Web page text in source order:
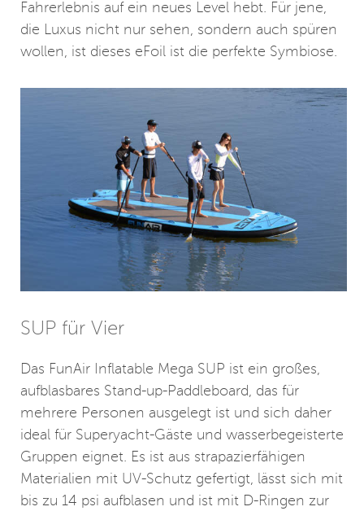
Fahrerlebnis auf ein neues Level hebt. Für jene,
die Luxus nicht nur sehen, sondern auch spüren
wollen, ist dieses eFoil ist die perfekte Symbiose.
SUP für Vier
Das FunAir Inflatable Mega SUP ist ein großes,
aufblasbares Stand-up-Paddleboard, das für
mehrere Personen ausgelegt ist und sich daher
ideal für Superyacht-Gäste und wasserbegeisterte
Gruppen eignet. Es ist aus strapazierfähigen
Materialien mit UV-Schutz gefertigt, lässt sich mit
bis zu 14 psi aufblasen und ist mit D-Ringen zur